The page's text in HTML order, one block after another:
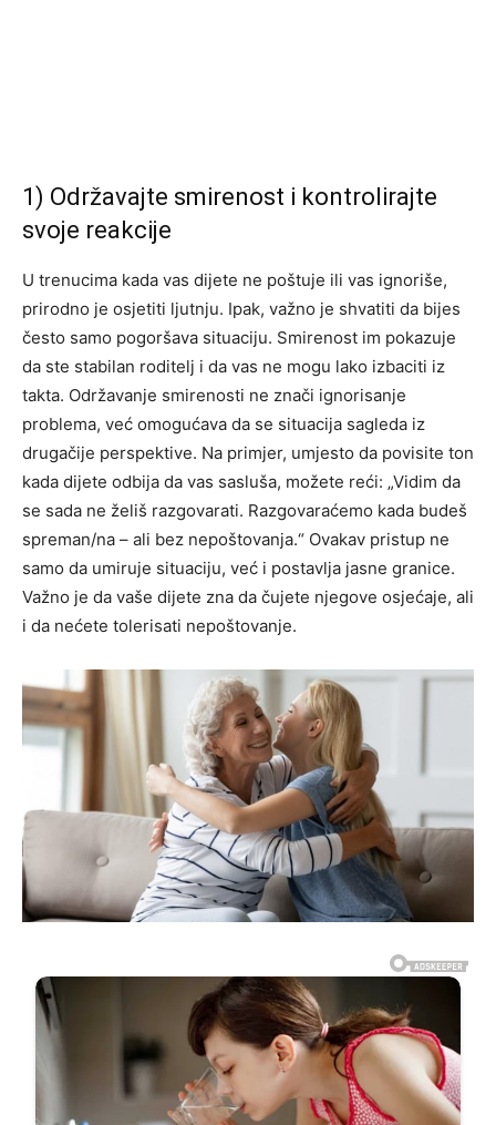
1) Održavajte smirenost i kontrolirajte
svoje reakcije
U trenucima kada vas dijete ne poštuje ili vas ignoriše,
prirodno je osjetiti ljutnju. Ipak, važno je shvatiti da bijes
često samo pogoršava situaciju. Smirenost im pokazuje
da ste stabilan roditelj i da vas ne mogu lako izbaciti iz
takta. Održavanje smirenosti ne znači ignorisanje
problema, već omogućava da se situacija sagleda iz
drugačije perspektive. Na primjer, umjesto da povisite ton
kada dijete odbija da vas sasluša, možete reći: „Vidim da
se sada ne želiš razgovarati. Razgovaraćemo kada budeš
spreman/na – ali bez nepoštovanja.“ Ovakav pristup ne
samo da umiruje situaciju, već i postavlja jasne granice.
Važno je da vaše dijete zna da čujete njegove osjećaje, ali
i da nećete tolerisati nepoštovanje.